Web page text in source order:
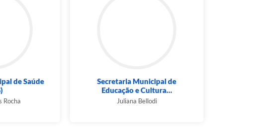
de Saúde
Rocha
Secretaria Municipal de
Educação e Cultura...
Juliana Bellodi